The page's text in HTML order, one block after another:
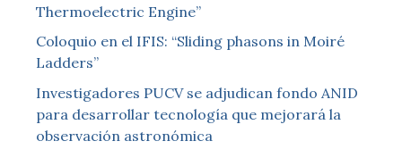
Thermoelectric Engine”
Coloquio en el IFIS: “Sliding phasons in Moiré
Ladders”
Investigadores PUCV se adjudican fondo ANID
para desarrollar tecnología que mejorará la
observación astronómica